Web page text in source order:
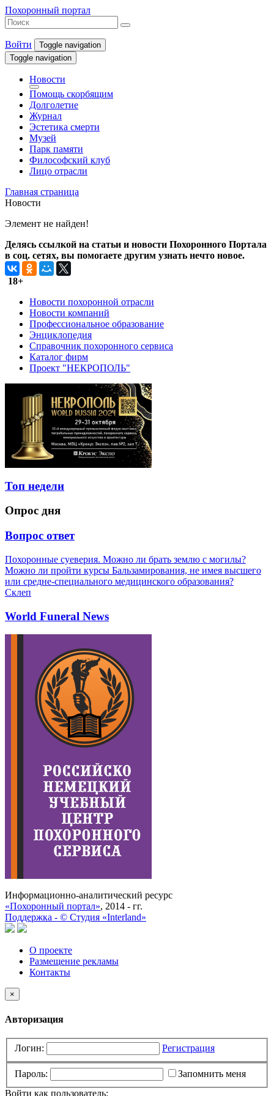
Похоронный портал
Войти
Toggle navigation
Toggle navigation
Новости
Помощь скорбящим
Долголетие
Журнал
Эстетика смерти
Музей
Парк памяти
Философский клуб
Лицо отрасли
Главная страница
Новости
Элемент не найден!
Делясь ссылкой на статьи и новости Похоронного Портала
в соц. сетях, вы помогаете другим узнать нечто новое.
18+
Новости похоронной отрасли
Новости компаний
Профессиональное образование
Энциклопедия
Справочник похоронного сервиса
Каталог фирм
Проект "НЕКРОПОЛЬ"
Топ недели
Опрос дня
Вопрос ответ
Похоронные суеверия. Можно ли брать землю с могилы?
Можно ли пройти курсы Бальзамирования, не имея высшего
или средне-специального медицинского образования?
Склеп
World Funeral News
Информационно-аналитический ресурс
«Похоронный портал», 2014 - гг.
Поддержка - © Cтудия «Interland»
О проекте
Размещение рекламы
Контакты
×
Авторизация
Логин: Регистрация
Пароль:
Запомнить меня
Войти как пользователь: